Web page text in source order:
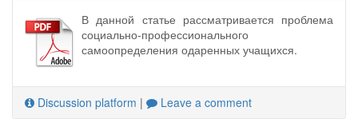
В данной статье рассматривается проблема
социально-профессионального
самоопределения одаренных учащихся.
Discussion platform | Leave a comment